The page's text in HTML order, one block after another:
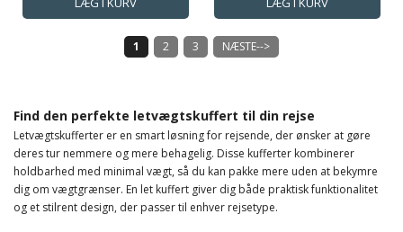
1 2 3 NÆSTE-->
Find den perfekte letvægtskuffert til din rejse
Letvægtskufferter er en smart løsning for rejsende, der ønsker at gøre
deres tur nemmere og mere behagelig. Disse kufferter kombinerer
holdbarhed med minimal vægt, så du kan pakke mere uden at bekymre
dig om vægtgrænser. En let kuffert giver dig både praktisk funktionalitet
og et stilrent design, der passer til enhver rejsetype.